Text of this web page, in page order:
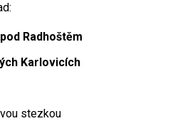
Radhoštěm
Karlovicích
stezkou